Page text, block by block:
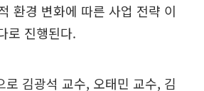
환경 변화에 따른 사업 전략 이
로 진행된다.
로 김광석 교수, 오태민 교수, 김